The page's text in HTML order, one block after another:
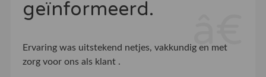
geïnformeerd.
Ervaring was uitstekend netjes, vakkundig en met
zorg voor ons als klant .